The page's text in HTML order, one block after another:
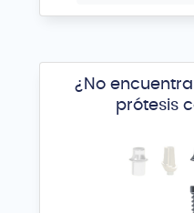
¿No
prótesis